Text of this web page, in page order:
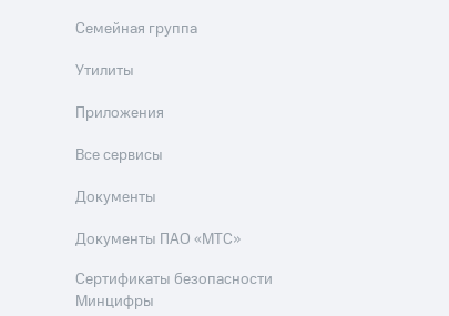
Семейная группа
Утилиты
Приложения
Все сервисы
Документы
Документы ПАО «МТС»
Сертификаты безопасности
Минцифры